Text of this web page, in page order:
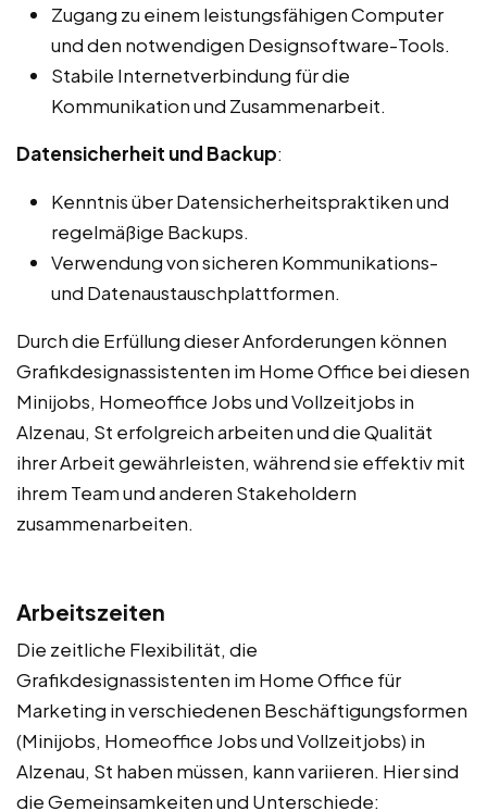
Zugang zu einem leistungsfähigen Computer
und den notwendigen Designsoftware-Tools.
Stabile Internetverbindung für die
Kommunikation und Zusammenarbeit.
Datensicherheit und Backup:
Kenntnis über Datensicherheitspraktiken und
regelmäßige Backups.
Verwendung von sicheren Kommunikations-
und Datenaustauschplattformen.
Durch die Erfüllung dieser Anforderungen können
Grafikdesignassistenten im Home Office bei diesen
Minijobs, Homeoffice Jobs und Vollzeitjobs in
Alzenau, St erfolgreich arbeiten und die Qualität
ihrer Arbeit gewährleisten, während sie effektiv mit
ihrem Team und anderen Stakeholdern
zusammenarbeiten.
Arbeitszeiten
Die zeitliche Flexibilität, die
Grafikdesignassistenten im Home Office für
Marketing in verschiedenen Beschäftigungsformen
(Minijobs, Homeoffice Jobs und Vollzeitjobs) in
Alzenau, St haben müssen, kann variieren. Hier sind
die Gemeinsamkeiten und Unterschiede: